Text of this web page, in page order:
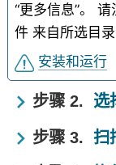
“更多信息”。
件 来自所选目
安装和运行
步骤2. 选
步骤3. 扫